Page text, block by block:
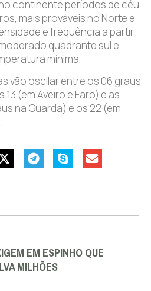
continente períodos de céu
mais prováveis ​​no Norte e
e frequência a partir
quadrante sul e
mínima.
vão oscilar entre os 06 graus
(em Aveiro e Faro) e as
na Guarda) e os 22 (em
EM ESPINHO QUE
MILHÕES